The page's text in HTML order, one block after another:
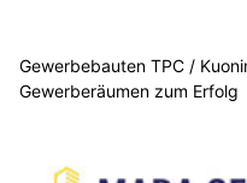
Gewerbebauten TPC /
Gewerberäumen zum Erfolg